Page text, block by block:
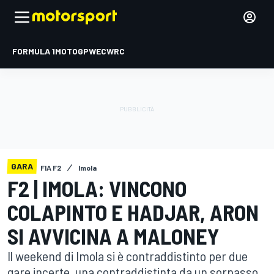
FORMULA 1MOTOGPWECWRC
GARA FIA F2 Imola
F2 | IMOLA: VINCONO
COLAPINTO E HADJAR, ARON
SI AVVICINA A MALONEY
Il weekend di Imola si è contraddistinto per due